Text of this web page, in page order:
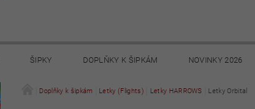
ŠIPKY DOPLŇKY K ŠIPKÁM NOVINKY 2026
HRY NOVINKY 2025 NOVINKY 2024
Doplňky k šipkám Letky (Flights) Letky HARROWS Letky Orbital